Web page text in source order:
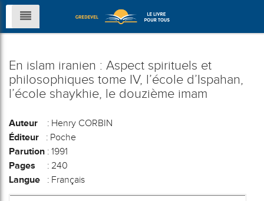
En islam iranien : Aspect spirituels et
philosophiques tome IV, l’école d’Ispahan,
l’école shaykhie, le douzième imam
Auteur : Henry CORBIN
Éditeur : Poche
Parution : 1991
Pages : 240
Langue : Français